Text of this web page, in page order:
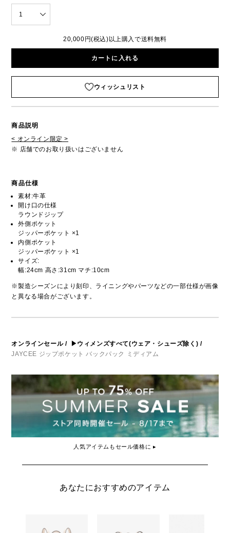
1
20,000円(税込)以上購入で送料無料
カートに入れる
ウィッシュリスト
商品説明
< オンライン限定 >
※ 店舗でのお取り扱いはございません
商品仕様
素材:牛革
開け口の仕様
ラウンドジップ
外側ポケット
ジッパーポケット ×1
内側ポケット
ジッパーポケット ×1
サイズ:
幅:24cm 高さ:31cm マチ:10cm
※製造シーズンにより刻印、ライニングやパーツなどの一部仕様が画像
と異なる場合がございます。
オンラインセール/ ▶ウィメンズすべて(ウェア・シューズ除く) /
JAYCEE ジップポケット バックパック ミディアム
人気アイテムもセール価格に ▸
あなたにおすすめのアイテム